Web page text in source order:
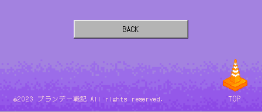
BACK
©2023 ブランデー戦記 All rights reserved. TOP